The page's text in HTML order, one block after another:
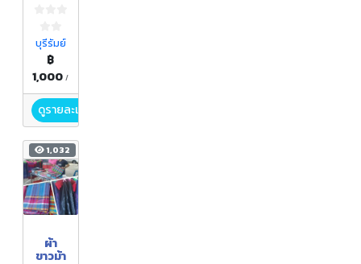
บุรีรัมย์
฿
1,000/
ดูรายละเอียด
1,032
ผ้า
ขาวม้า